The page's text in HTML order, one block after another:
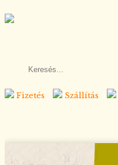
Fizetés Szállítás